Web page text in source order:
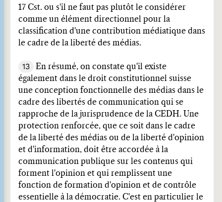
17 Cst. ou s'il ne faut pas plutôt le considérer
comme un élément directionnel pour la
classification d'une contribution médiatique dans
le cadre de la liberté des médias.
13
En résumé, on constate qu'il existe
également dans le droit constitutionnel suisse
une conception fonctionnelle des médias dans le
cadre des libertés de communication qui se
rapproche de la jurisprudence de la CEDH. Une
protection renforcée, que ce soit dans le cadre
de la liberté des médias ou de la liberté d'opinion
et d'information, doit être accordée à la
communication publique sur les contenus qui
forment l'opinion et qui remplissent une
fonction de formation d'opinion et de contrôle
essentielle à la démocratie. C'est en particulier le